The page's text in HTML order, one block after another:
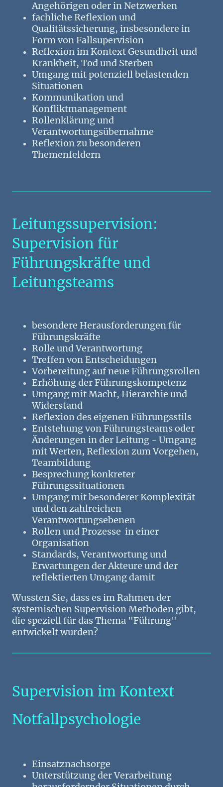
Angehörigen oder in Netzwerken
fachliche Reflexion und
Qualitätssicherung, insbesondere in
Form von Fallsupervision
Reflexion im Kontext Gesundheit und
Krankheit, Tod und Sterben
Umgang mit potenziell belastenden
Situationen
Kommunikation und
Konfliktmanagement
Rollenklärung und
Verantwortungsübernahme
Reflexion zu besonderen
Themenfeldern
Leitungssupervision:
Supervision für
Führungskräfte und
Leitungsteams
besondere Herausforderungen für
Führungskräfte
Rolle und Verantwortung
Treffen von Entscheidungen
Vorbereitung auf neue Führungsrollen
Erhöhung der Führungskompetenz
Umgang mit Macht, Hierarchie und
Widerstand
Reflexion des eigenen Führungsstils
Entstehung von Führungsteams oder
Änderungen in der Leitung - Umgang
mit Werten, Reflexion zum Vorgehen,
Teambildung
Besprechung konkreter
Führungssituationen
Umgang mit besonderer Komplexität
und den zahlreichen
Verantwortungsebenen
Rollen und Prozesse in einer
Organisation
Standards, Verantwortung und
Erwartungen der Akteure und der
reflektierten Umgang damit
Wussten Sie, dass es im Rahmen der
systemischen Supervision Methoden gibt,
die speziell für das Thema "Führung"
entwickelt wurden?
Supervision im Kontext
Notfallpsychologie
Einsatznachsorge
Unterstützung der Verarbeitung